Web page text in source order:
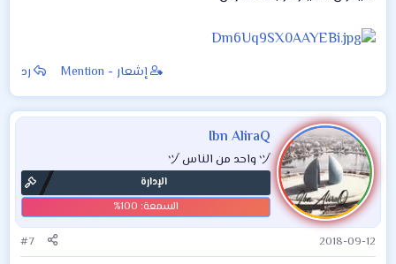
إشعار - Mention رد
Ibn AliraQ
ヅ واحد من الناس ヅ
الإدارة
2018-09-12
#7